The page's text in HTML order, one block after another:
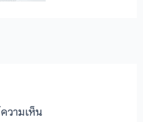
วามเห็น